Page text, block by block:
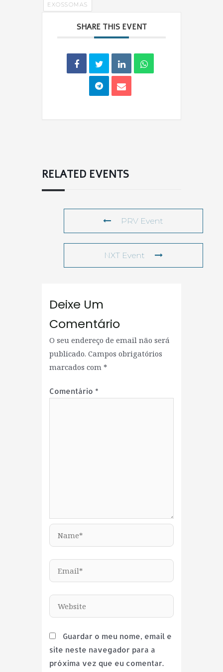
EXOSSOMAS
SHARE THIS EVENT
RELATED EVENTS
PRV Event
NXT Event
Deixe Um
Comentário
O seu endereço de email não será
publicado. Campos obrigatórios
marcados com *
Comentário *
Guardar o meu nome, email e
site neste navegador para a
próxima vez que eu comentar.